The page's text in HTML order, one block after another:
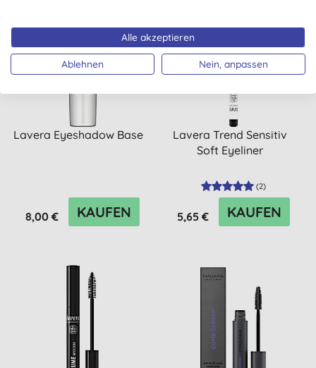
Lavera Eyeshadow Base
8,00 € KAUFEN
Lavera Trend Sensitiv
Soft Eyeliner
(2)
5,65 € KAUFEN
Alle akzeptieren
Ablehnen Nein, anpassen